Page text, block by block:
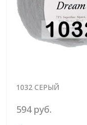
1032 СЕРЫЙ
594 руб.